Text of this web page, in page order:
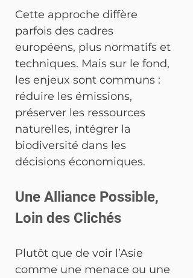
Cette approche diffère
parfois des cadres
européens, plus normatifs et
techniques. Mais sur le fond,
les enjeux sont communs :
réduire les émissions,
préserver les ressources
naturelles, intégrer la
biodiversité dans les
décisions économiques.
Une Alliance Possible,
Loin des Clichés
Plutôt que de voir l’Asie
comme une menace ou une